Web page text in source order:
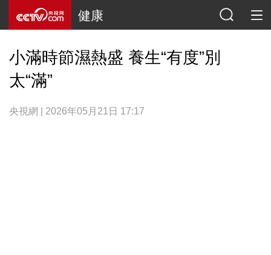
健康
小滿時節濕熱盛 養生“有度”別
太“滿”
央視網 | 2026年05月21日 17:17